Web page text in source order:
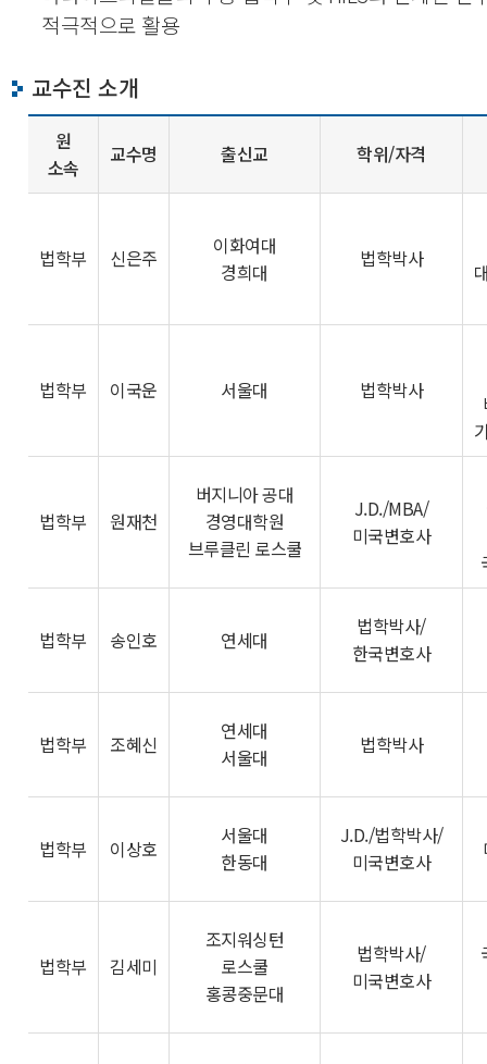
적극적으로 활용
교수진 소개
원
소속
교수명 출신교 학위/자격
법학부 신은주
이화여대
경희대
법학박사
법학부 이국운 서울대 법학박사
법학부 원재천
버지니아 공대
경영대학원
브루클린 로스쿨
J.D./MBA/
미국변호사
법학부 송인호 연세대
법학박사/
한국변호사
법학부 조혜신
연세대
서울대
법학박사
법학부 이상호
서울대
한동대
J.D./법학박사/
미국변호사
법학부 김세미
조지워싱턴
로스쿨
홍콩중문대
법학박사/
미국변호사